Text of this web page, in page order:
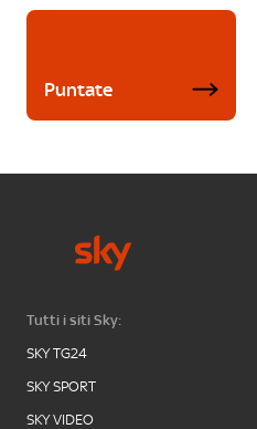
Puntate
Tutti i siti Sky:
SKY TG24
SKY SPORT
SKY VIDEO